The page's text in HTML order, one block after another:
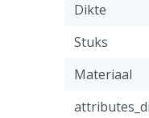
Dikte
Stuks
Materiaal